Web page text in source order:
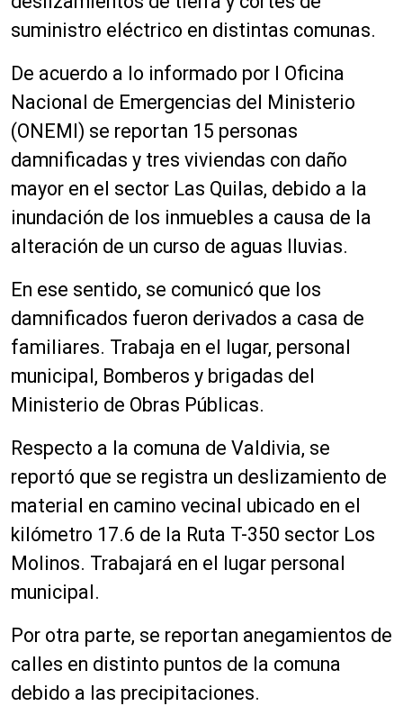
suministro eléctrico en distintas comunas.
De acuerdo a lo informado por l Oficina
Nacional de Emergencias del Ministerio
(ONEMI) se reportan 15 personas
damnificadas y tres viviendas con daño
mayor en el sector Las Quilas, debido a la
inundación de los inmuebles a causa de la
alteración de un curso de aguas lluvias.
En ese sentido, se comunicó que los
damnificados fueron derivados a casa de
familiares. Trabaja en el lugar, personal
municipal, Bomberos y brigadas del
Ministerio de Obras Públicas.
Respecto a la comuna de Valdivia, se
reportó que se registra un deslizamiento de
material en camino vecinal ubicado en el
kilómetro 17.6 de la Ruta T-350 sector Los
Molinos. Trabajará en el lugar personal
municipal.
Por otra parte, se reportan anegamientos de
calles en distinto puntos de la comuna
debido a las precipitaciones.